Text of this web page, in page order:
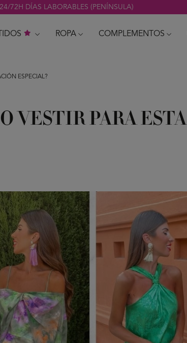
72H DÍAS LABORABLES (PENÍNSULA)
ROPA COMPLEMENTOS
ESPECIAL?
VESTIR PARA ESTA